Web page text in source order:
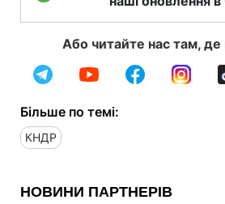
Або читайте нас там, де
Більше по темі:
КНДР